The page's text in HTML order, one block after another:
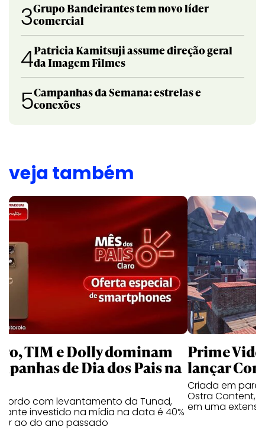
3Grupo Bandeirantes tem novo líder
comercial
4Patricia Kamitsuji assume direção geral
da Imagem Filmes
5Campanhas da Semana: estrelas e
conexões
veja também
TIM e Dolly dominam
de Dia dos Pais na
com levantamento da Tunad,
investido na mídia na data é 40%
ao do ano passado
Prime
lançar
Criada em
Ostra Content,
em uma